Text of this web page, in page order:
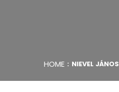
HOME NIEVEL JÁNOS